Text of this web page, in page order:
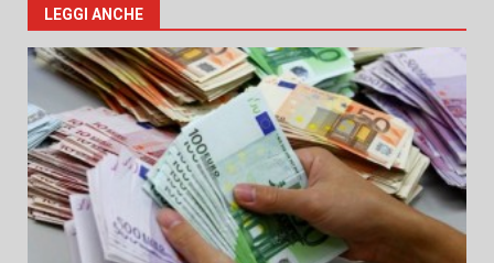
LEGGI ANCHE